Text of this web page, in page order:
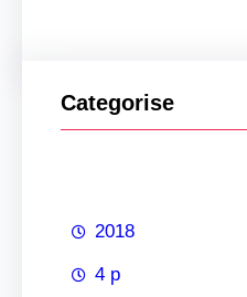
Categorise
2018
4 p